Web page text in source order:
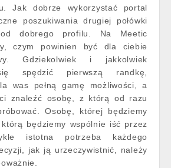
Jak dobrze wykorzystać portal
poszukiwania drugiej połówki
dobrego profilu. Na Meetic
czym powinien być dla ciebie
Gdziekolwiek i jakkolwiek
spędzić pierwszą randkę,
was pełną gamę możliwości, a
znaleźć osobę, z którą od razu
Osobę, której będziemy
będziemy wspólnie iść przez
istotna potrzeba każdego
jak ją urzeczywistnić, należy